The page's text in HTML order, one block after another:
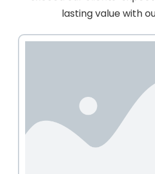
lasting value with